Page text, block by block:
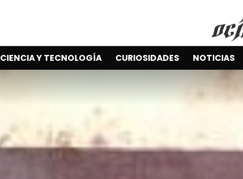
CIENCIA Y TECNOLOGÍA CURIOSIDADES NOTICIAS